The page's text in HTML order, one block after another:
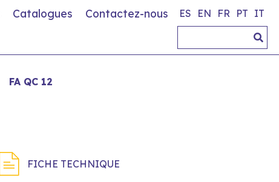
Catalogues Contactez-nous ES EN FR PT IT
FA QC 12
FICHE TECHNIQUE